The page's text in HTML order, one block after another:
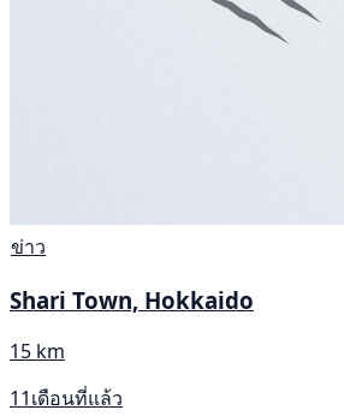
ข่าว
Shari Town, Hokkaido
15 km
11เดือนที่แล้ว